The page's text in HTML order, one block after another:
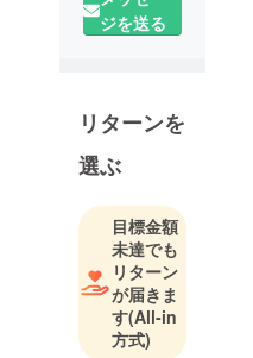
入食品の会
コロナの影
響で何か世
の中に対し
て出来るこ
とはないか
考え登録い
たしました
ジを送る
リターンを
選ぶ
目標金額
未達でも
リターン
が届きま
す(All-in
方式)